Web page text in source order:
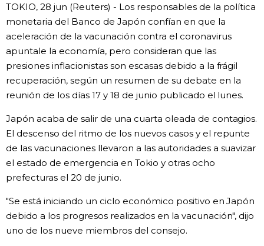
Gente
Blog
Tokio
Avisos
TOKIO, 28 jun (Reuters) - Los responsables de la política
monetaria del Banco de Japón confían en que la
aceleración de la vacunación contra el coronavirus
apuntale la economía, pero consideran que las
presiones inflacionistas son escasas debido a la frágil
recuperación, según un resumen de su debate en la
reunión de los días 17 y 18 de junio publicado el lunes.
Japón acaba de salir de una cuarta oleada de contagios.
El descenso del ritmo de los nuevos casos y el repunte
de las vacunaciones llevaron a las autoridades a suavizar
el estado de emergencia en Tokio y otras ocho
prefecturas el 20 de junio.
"Se está iniciando un ciclo económico positivo en Japón
debido a los progresos realizados en la vacunación", dijo
uno de los nueve miembros del consejo.